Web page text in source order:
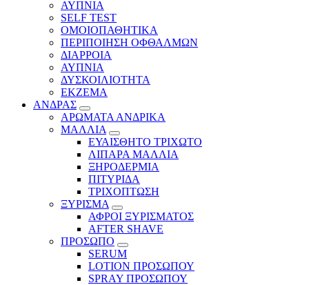
ΑΥΠΝΙΑ
SELF TEST
ΟΜΟΙΟΠΑΘΗΤΙΚΑ
ΠΕΡΙΠΟΙΗΣΗ ΟΦΘΑΛΜΩΝ
ΔΙΑΡΡΟΙΑ
ΑΥΠΝΙΑ
ΔΥΣΚΟΙΛΙΟΤΗΤΑ
ΕΚΖΕΜΑ
ΑΝΔΡΑΣ
ΑΡΩΜΑΤΑ ΑΝΔΡΙΚΑ
ΜΑΛΛΙΑ
ΕΥΑΙΣΘΗΤΟ ΤΡΙΧΩΤΟ
ΛΙΠΑΡΑ ΜΑΛΛΙΑ
ΞΗΡΟΔΕΡΜΙΑ
ΠΙΤΥΡΙΔΑ
ΤΡΙΧΟΠΤΩΣΗ
ΞΥΡΙΣΜΑ
ΑΦΡΟΙ ΞΥΡΙΣΜΑΤΟΣ
AFTER SHAVE
ΠΡΟΣΩΠΟ
SERUM
LOTION ΠΡΟΣΩΠΟΥ
SPRAY ΠΡΟΣΩΠΟΥ